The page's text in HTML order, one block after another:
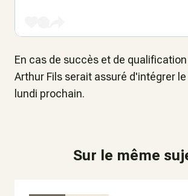
En cas de succès et de
Arthur Fils serait assuré d'intégrer
lundi prochain.
Sur le même